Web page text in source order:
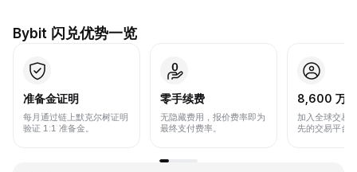
Bybit 闪兑优势一览
准备金证明
每月通过链上默克尔树证明
验证 1:1 准备金。
零手续费
无隐藏费用，报价费率即为
最终支付费率。
8,600 万+
加入全球交易
先的交易平台